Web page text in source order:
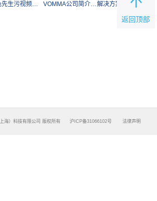
好色先生污视频下载科技宣传彩页.PDF VOMMA公司简介.PDF
海）科技有限公司 版权所有 沪ICP备31066102号 法律声明
返回顶部